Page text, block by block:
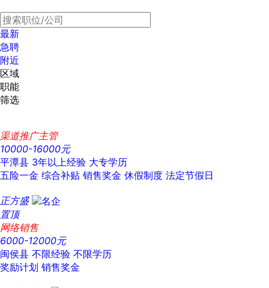
最新
急聘
附近
区域
职能
筛选
渠道推广主管
10000-16000元
平潭县 3年以上经验 大专学历
五险一金 综合补贴 销售奖金 休假制度 法定节假日
正方盛
置顶
网络销售
6000-12000元
闽侯县 不限经验 不限学历
奖励计划 销售奖金